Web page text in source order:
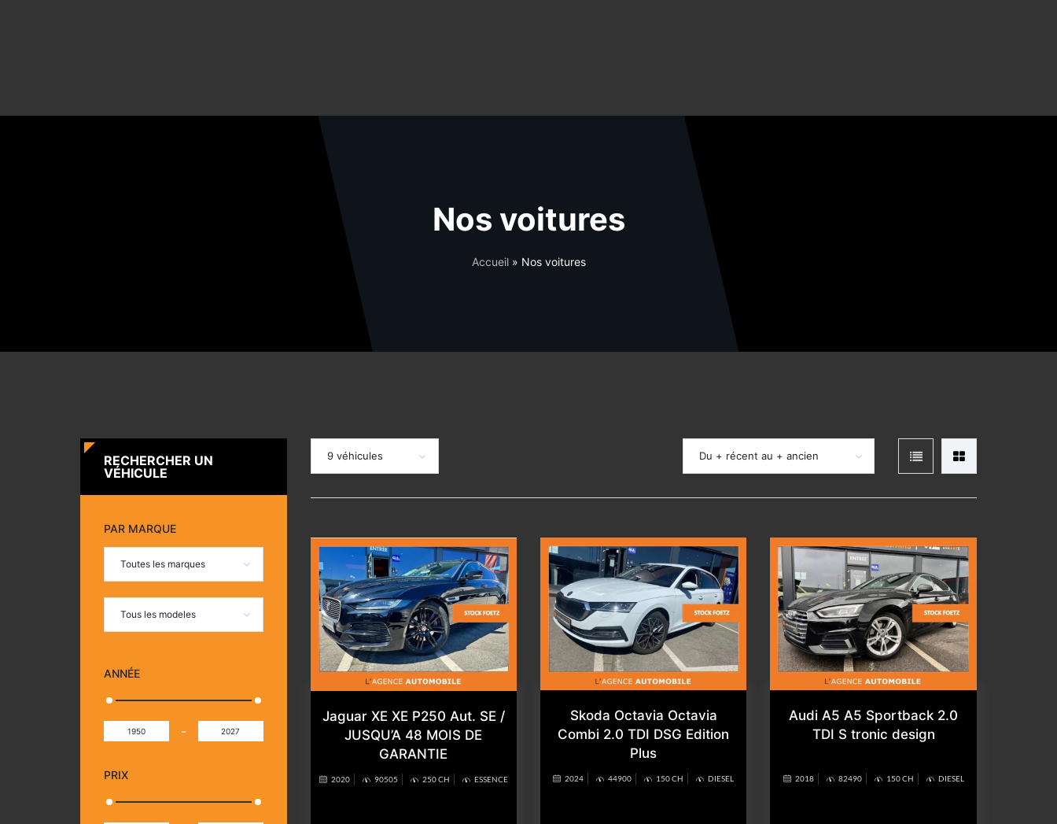
Nos voitures
Accueil» Nos voitures
RECHERCHER UN
VÉHICULE
PAR MARQUE
Toutes les marques
Tous les modeles
ANNÉE
-
PRIX
9 véhicules Du + récent au + ancien
Jaguar XE XE P250 Aut. SE /
JUSQU’A 48 MOIS DE
GARANTIE
2020 90505 250 CH ESSENCE
Skoda Octavia Octavia
Combi 2.0 TDI DSG Edition
Plus
2024 44900 150 CH DIESEL
Audi A5 A5 Sportback 2.0
TDI S tronic design
2018 82490 150 CH DIESEL